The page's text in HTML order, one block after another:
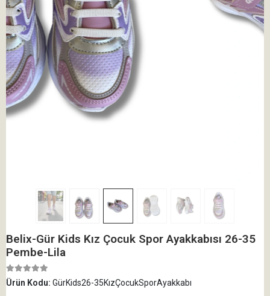
Belix-Gür Kids Kız Çocuk Spor Ayakkabısı 26-35
Pembe-Lila
Ürün Kodu: GürKids26-35KızÇocukSporAyakkabı